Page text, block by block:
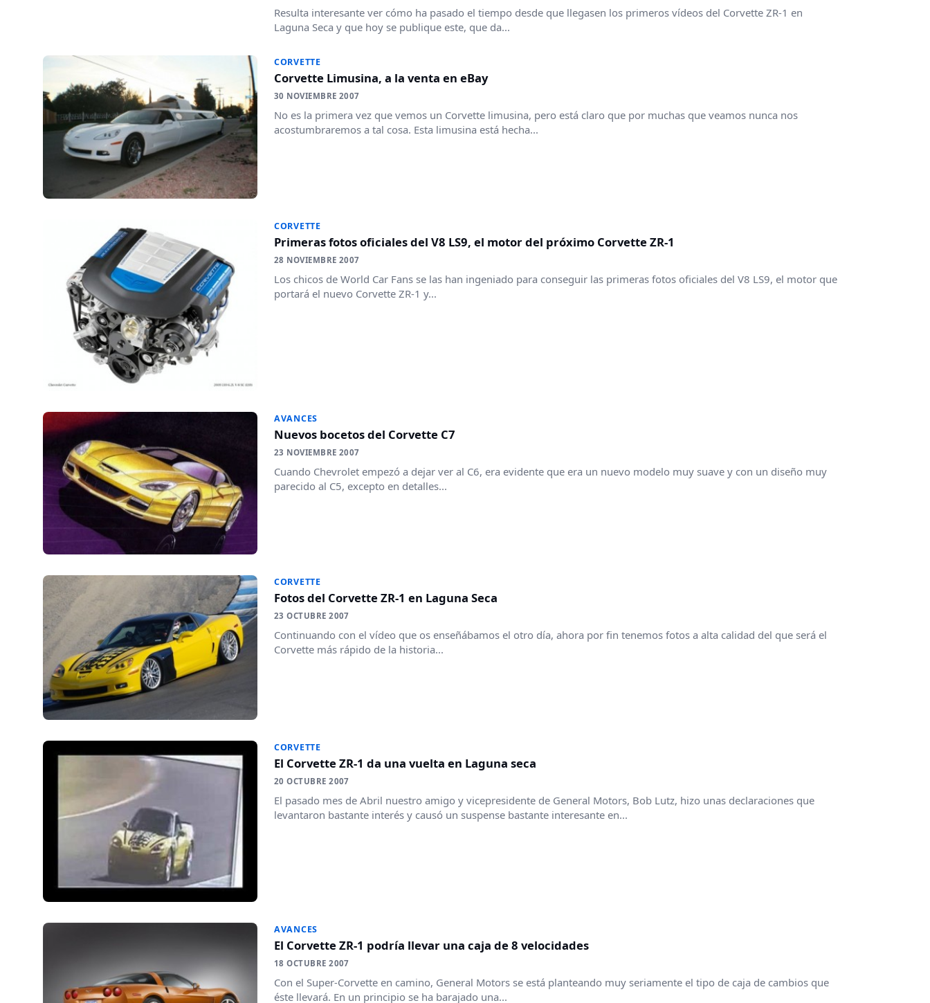
Resulta interesante ver cómo ha pasado el tiempo desde que llegasen los primeros vídeos del Corvette ZR-1 en
Laguna Seca y que hoy se publique este, que da...
CORVETTE
Corvette Limusina, a la venta en eBay
30 NOVIEMBRE 2007
No es la primera vez que vemos un Corvette limusina, pero está claro que por muchas que veamos nunca nos
acostumbraremos a tal cosa. Esta limusina está hecha...
CORVETTE
Primeras fotos oficiales del V8 LS9, el motor del próximo Corvette ZR-1
28 NOVIEMBRE 2007
Los chicos de World Car Fans se las han ingeniado para conseguir las primeras fotos oficiales del V8 LS9, el motor que
portará el nuevo Corvette ZR-1 y...
AVANCES
Nuevos bocetos del Corvette C7
23 NOVIEMBRE 2007
Cuando Chevrolet empezó a dejar ver al C6, era evidente que era un nuevo modelo muy suave y con un diseño muy
parecido al C5, excepto en detalles...
CORVETTE
Fotos del Corvette ZR-1 en Laguna Seca
23 OCTUBRE 2007
Continuando con el vídeo que os enseñábamos el otro día, ahora por fin tenemos fotos a alta calidad del que será el
Corvette más rápido de la historia...
CORVETTE
El Corvette ZR-1 da una vuelta en Laguna seca
20 OCTUBRE 2007
El pasado mes de Abril nuestro amigo y vicepresidente de General Motors, Bob Lutz, hizo unas declaraciones que
levantaron bastante interés y causó un suspense bastante interesante en...
AVANCES
El Corvette ZR-1 podría llevar una caja de 8 velocidades
18 OCTUBRE 2007
Con el Super-Corvette en camino, General Motors se está planteando muy seriamente el tipo de caja de cambios que
éste llevará. En un principio se ha barajado una...